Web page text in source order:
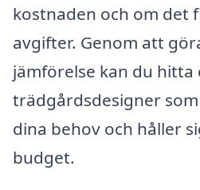
kostnaden och om det
avgifter. Genom att
jämförelse kan du hitta
trädgårdsdesigner
dina behov och håller
budget.